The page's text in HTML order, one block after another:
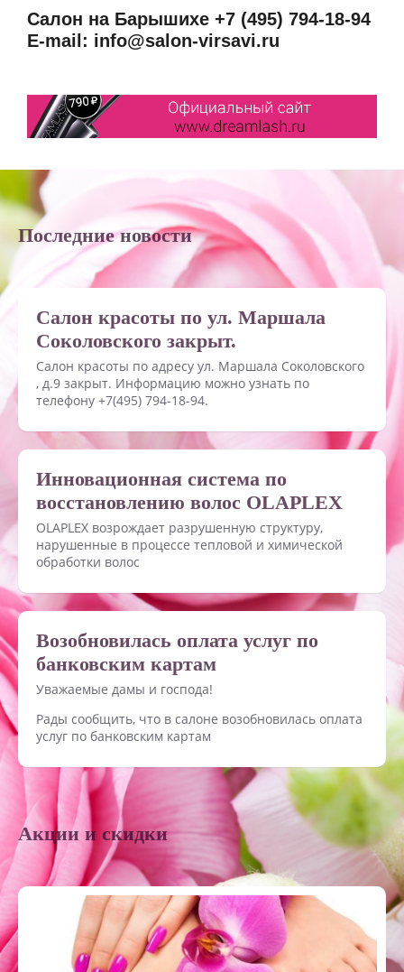
Салон на Барышихе +7 (495) 794-18-94
E-mail: info@salon-virsavi.ru
Последние новости
Салон красоты по ул. Маршала
Соколовского закрыт.
Салон красоты по адресу ул. Маршала Соколовского
, д.9 закрыт. Информацию можно узнать по
телефону +7(495) 794-18-94.
Инновационная система по
восстановлению волос OLAPLEX
OLAPLEX возрождает разрушенную структуру,
нарушенные в процессе тепловой и химической
обработки волос
Возобновилась оплата услуг по
банковским картам
Уважаемые дамы и господа!
Рады сообщить, что в салоне возобновилась оплата
услуг по банковским картам
Акции и скидки